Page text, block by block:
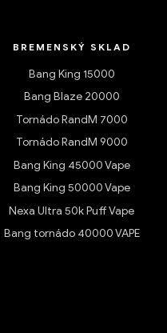
BREMENSKÝ SKLAD
Bang King 15000
Bang Blaze 20000
Tornádo RandM 7000
Tornádo RandM 9000
Bang King 45000 Vape
Bang King 50000 Vape
Nexa Ultra 50k Puff Vape
Bang tornádo 40000 VAPE